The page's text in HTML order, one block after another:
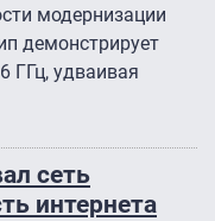
модернизации
демонстрирует
ГГц, удваивая
сеть
интернета